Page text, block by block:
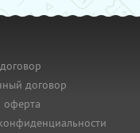
договор
оферта